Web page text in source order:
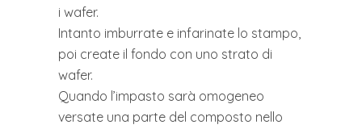
i wafer.
Intanto imburrate e infarinate lo stampo,
poi create il fondo con uno strato di
wafer.
Quando l’impasto sarà omogeneo
versate una parte del composto nello